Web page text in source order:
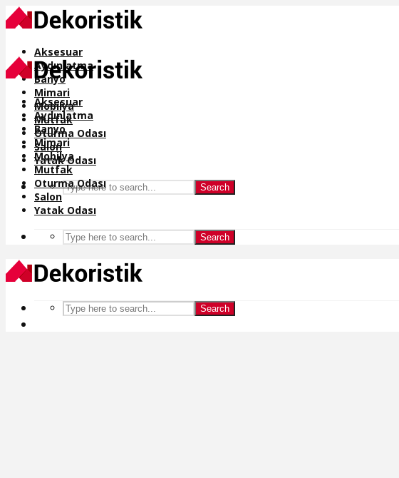
Aksesuar
Aydınlatma
Banyo
Mimari
Mobilya
Mutfak
Oturma Odası
Salon
Yatak Odası
Search
Aksesuar
Aydınlatma
Banyo
Mimari
Mobilya
Mutfak
Oturma Odası
Salon
Yatak Odası
Search
Search